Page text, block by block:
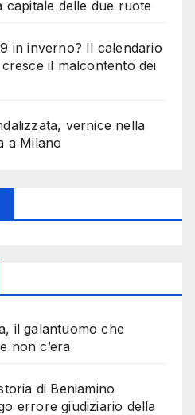
delle due ruote
in inverno? Il calendario
il malcontento dei
vernice nella
a Milano
il galantuomo che
non c’era
di Beniamino
errore giudiziario della